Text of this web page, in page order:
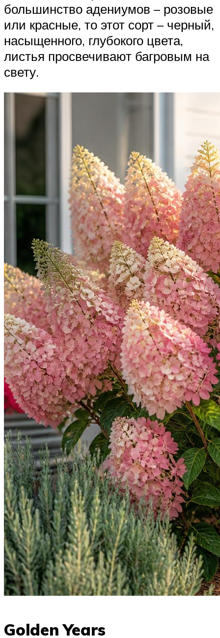
большинство адениумов – розовые
или красные, то этот сорт – черный,
насыщенного, глубокого цвета,
листья просвечивают багровым на
свету.
Golden Years